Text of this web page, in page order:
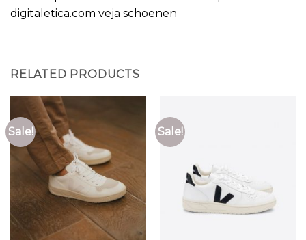
digitaletica.com veja schoenen
RELATED PRODUCTS
Sale! Sale!